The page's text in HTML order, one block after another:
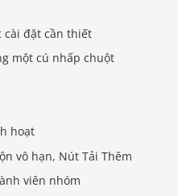
cài đặt cần thiết
một cú nhấp chuột
hoạt
vô hạn, Nút Tải Thêm
viên nhóm